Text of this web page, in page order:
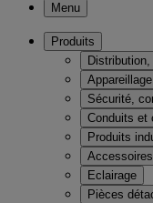
Menu
Produits
Sécurité,
Conduits et
Produits
Eclairage
Pièces